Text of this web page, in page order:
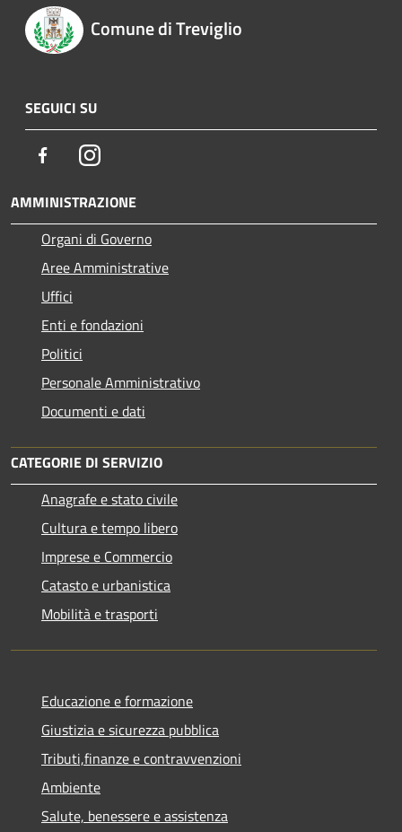
Comune di Treviglio
SEGUICI SU
FacebookInstagram
AMMINISTRAZIONE
Organi di Governo
Aree Amministrative
Uffici
Enti e fondazioni
Politici
Personale Amministrativo
Documenti e dati
CATEGORIE DI SERVIZIO
Anagrafe e stato civile
Cultura e tempo libero
Imprese e Commercio
Catasto e urbanistica
Mobilità e trasporti
Educazione e formazione
Giustizia e sicurezza pubblica
Tributi,finanze e contravvenzioni
Ambiente
Salute, benessere e assistenza